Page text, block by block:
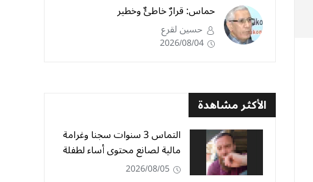
حماس: قرارٌ خاطئٌ وخطير
حسين لقرع
2026/08/04
الأكثر مشاهدة
التماس 3 سنوات سجنا وغرامة
مالية لصانع محتوى أساء لطفلة
2026/08/05